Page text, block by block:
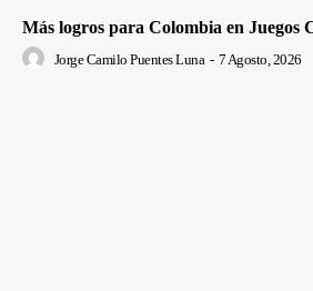
Más logros para Colombia en Juegos
Jorge Camilo Puentes Luna - 7 Agosto, 2026